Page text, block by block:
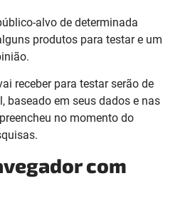
alvo de determinada
produtos para testar e um
receber para testar serão de
baseado em seus dados e nas
no momento do
com